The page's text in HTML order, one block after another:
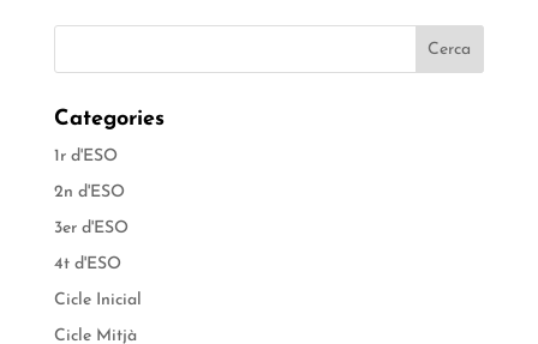
Categories
1r d'ESO
2n d'ESO
3er d'ESO
4t d'ESO
Cicle Inicial
Cicle Mitjà